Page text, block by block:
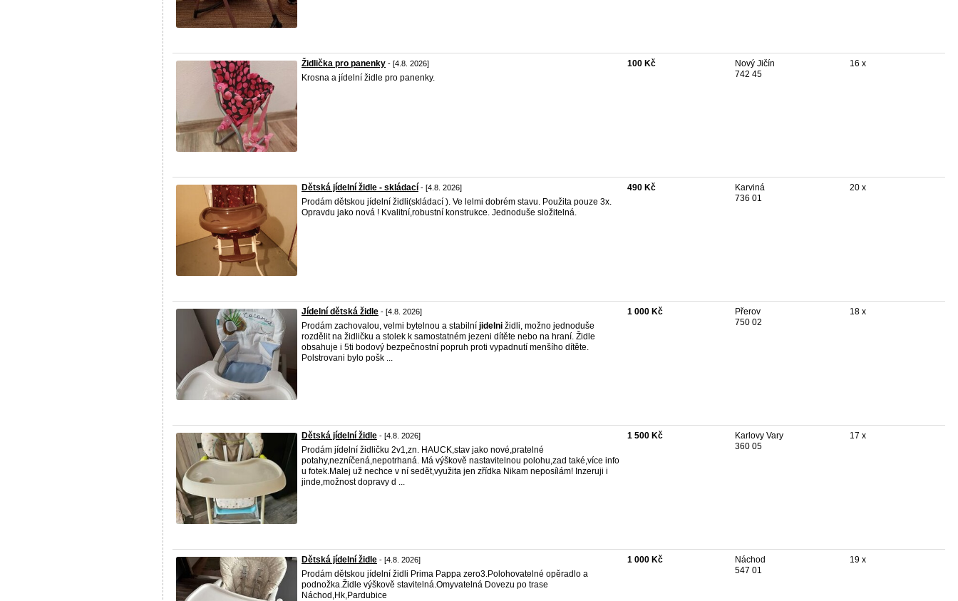
Židlička pro panenky - [4.8. 2026]
Krosna a jídelní židle pro panenky.
100 Kč
Nový Jičín
742 45
16 x
Dětská jídelní židle - skládací - [4.8. 2026]
Prodám dětskou jídelní židli(skládací ). Ve lelmi dobrém stavu. Použita pouze 3x.
Opravdu jako nová ! Kvalitní,robustní konstrukce. Jednoduše složitelná.
490 Kč
Karviná
736 01
20 x
Jídelní dětská židle - [4.8. 2026]
Prodám zachovalou, velmi bytelnou a stabilní jidelni židli, možno jednoduše
rozdělit na židličku a stolek k samostatném jezeni dítěte nebo na hraní. Židle
obsahuje i 5ti bodový bezpečnostní popruh proti vypadnutí menšího dítěte.
Polstrovani bylo pošk ...
1 000 Kč
Přerov
750 02
18 x
Dětská jídelní židle - [4.8. 2026]
Prodám jídelní židličku 2v1,zn. HAUCK,stav jako nové,pratelné
potahy,nezníčená,nepotrhaná. Má výškově nastavitelnou polohu,zad také,více info
u fotek.Malej už nechce v ní sedět,využita jen zřídka Nikam neposílám! Inzeruji i
jinde,možnost dopravy d ...
1 500 Kč
Karlovy Vary
360 05
17 x
Dětská jídelní židle - [4.8. 2026]
Prodám dětskou jídelní židli Prima Pappa zero3.Polohovatelné opěradlo a
podnožka.Židle výškově stavitelná.Omyvatelná Dovezu po trase
Náchod,Hk,Pardubice
1 000 Kč
Náchod
547 01
19 x